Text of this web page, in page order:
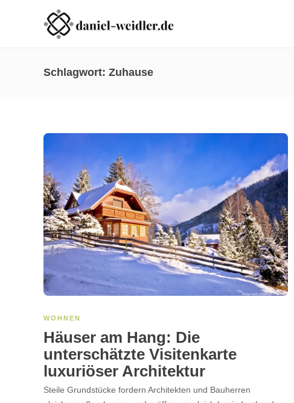
Schlagwort: Zuhause
WOHNEN
Häuser am Hang: Die
unterschätzte Visitenkarte
luxuriöser Architektur
Steile Grundstücke fordern Architekten und Bauherren